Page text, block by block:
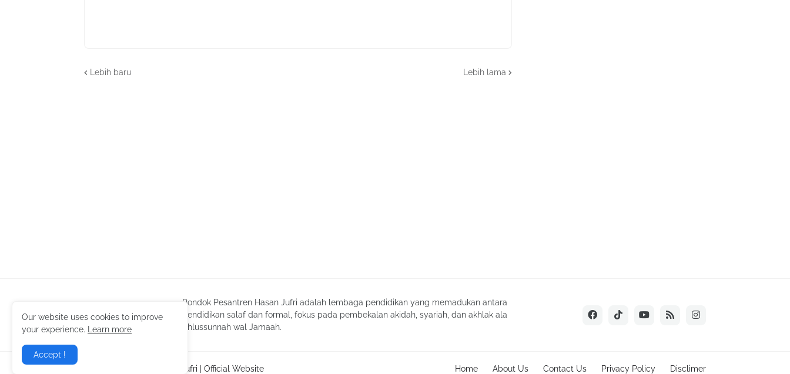
Lebih baru Lebih lama
Pondok Pesantren Hasan Jufri adalah lembaga pendidikan yang memadukan antara
pendidikan salaf dan formal, fokus pada pembekalan akidah, syariah, dan akhlak ala
Ahlussunnah wal Jamaah.
Hasan Jufri | Official Website Home About Us Contact Us Privacy Policy Disclimer
Our website uses cookies to improve
your experience.
Learn more
Accept !